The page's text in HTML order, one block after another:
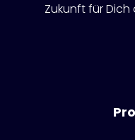
Zukunft für Dich